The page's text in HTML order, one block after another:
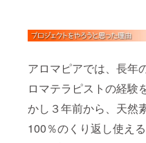
アロマピアでは、長年
ロマテラピストの経験
かし３年前から、天然
100％のくり返し使え